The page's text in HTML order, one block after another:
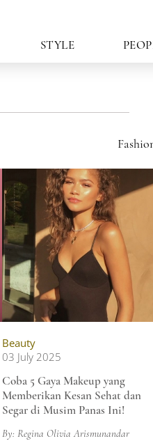
STYLE
Beauty
03 July 2025
Coba 5 Gaya Makeup yang
Memberikan Kesan Sehat dan
Segar di Musim Panas Ini!
By: Regina Olivia Arismunandar